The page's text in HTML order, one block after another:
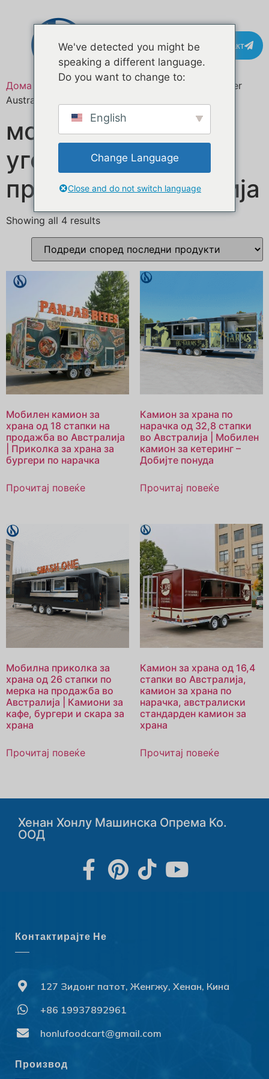
Контакт
Дома / Означени продукти “mobile catering trailer
Australia”
мобилна
угостителска
приколка Австралија
Showing all 4 results
Мобилен камион за
храна од 18 стапки на
продажба во Австралија
| Приколка за храна за
бургери по нарачка
Прочитај повеќе
Камион за храна по
нарачка од 32,8 стапки
во Австралија | Мобилен
камион за кетеринг –
Добијте понуда
Прочитај повеќе
Мобилна приколка за
храна од 26 стапки по
мерка на продажба во
Австралија | Камиони за
кафе, бургери и скара за
храна
Прочитај повеќе
Камион за храна од 16,4
стапки во Австралија,
камион за храна по
нарачка, австралиски
стандарден камион за
храна
Прочитај повеќе
Хенан Хонлу Машинска Опрема Ко.
ООД
Контактирајте Не
127 Зидонг патот, Женгжу, Хенан, Кина
+86 19937892961
honlufoodcart@gmail.com
Производ
We've detected you might be
speaking a different language.
Do you want to change to:
English
Change Language
Close and do not switch language
Slovenčina